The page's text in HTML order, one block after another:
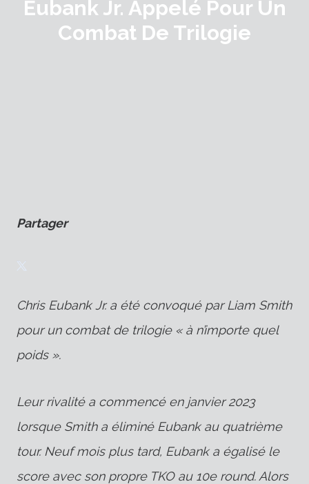
Eubank Jr. Appelé Pour Un
Combat De Trilogie
Partager
Chris Eubank Jr. a été convoqué par Liam Smith
pour un combat de trilogie « à n’importe quel
poids ».
Leur rivalité a commencé en janvier 2023
lorsque Smith a éliminé Eubank au quatrième
tour. Neuf mois plus tard, Eubank a égalisé le
score avec son propre TKO au 10e round. Alors